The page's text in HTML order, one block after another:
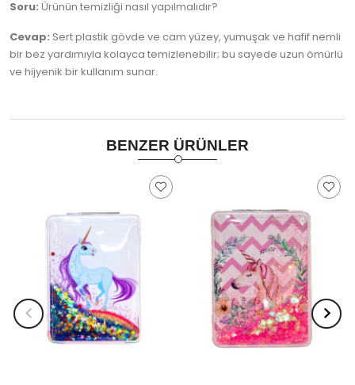
Soru: Ürünün temizliği nasıl yapılmalıdır?
Cevap: Sert plastik gövde ve cam yüzey, yumuşak ve hafif nemli
bir bez yardımıyla kolayca temizlenebilir; bu sayede uzun ömürlü
ve hijyenik bir kullanım sunar.
BENZER ÜRÜNLER